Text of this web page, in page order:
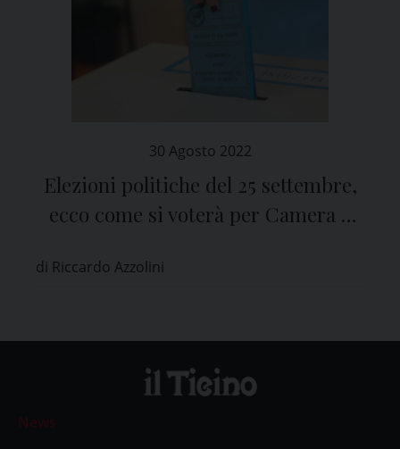
30 Agosto 2022
Elezioni politiche del 25 settembre,
ecco come si voterà per Camera e
di Riccardo Azzolini
News